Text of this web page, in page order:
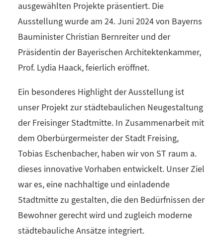
ausgewählten Projekte präsentiert. Die
Ausstellung wurde am 24. Juni 2024 von Bayerns
Bauminister Christian Bernreiter und der
Präsidentin der Bayerischen Architektenkammer,
Prof. Lydia Haack, feierlich eröffnet.
Ein besonderes Highlight der Ausstellung ist
unser Projekt zur städtebaulichen Neugestaltung
der Freisinger Stadtmitte. In Zusammenarbeit mit
dem Oberbürgermeister der Stadt Freising,
Tobias Eschenbacher, haben wir von ST raum a.
dieses innovative Vorhaben entwickelt. Unser Ziel
war es, eine nachhaltige und einladende
Stadtmitte zu gestalten, die den Bedürfnissen der
Bewohner gerecht wird und zugleich moderne
städtebauliche Ansätze integriert.